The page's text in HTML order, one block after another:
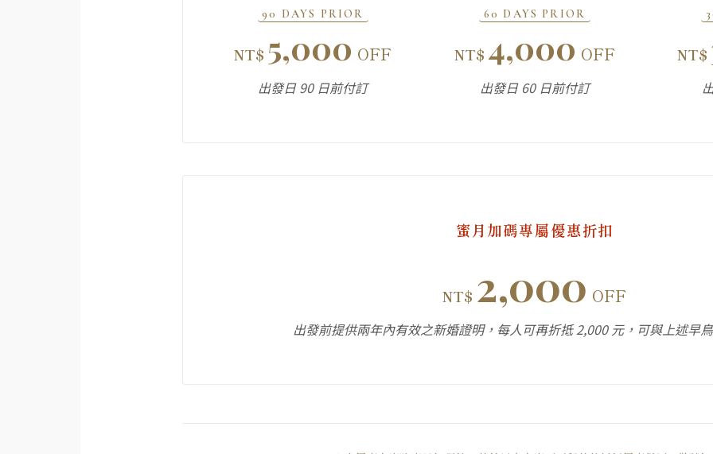
90 DAYS PRIOR
NT$ 5,000 OFF
出發日 90 日前付訂
60 DAYS PRIOR
NT$ 4,000 OFF
出發日 60 日前付訂
NT$
蜜月加碼專屬優惠折扣
NT$ 2,000 OFF
出發前提供兩年內有效之新婚證明，每人可再折抵 2,000 元，可與上述早